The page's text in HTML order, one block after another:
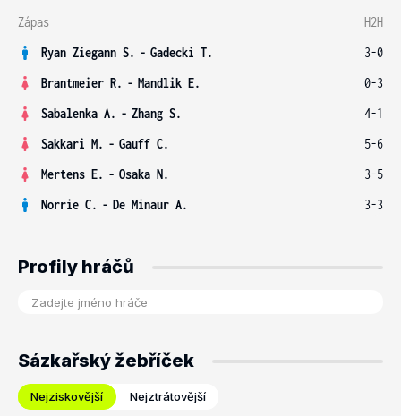
Zápas
H2H
Ryan Ziegann S. - Gadecki T.
3-0
Brantmeier R. - Mandlik E.
0-3
Sabalenka A. - Zhang S.
4-1
Sakkari M. - Gauff C.
5-6
Mertens E. - Osaka N.
3-5
Norrie C. - De Minaur A. 3-3
Profily hráčů
Sázkařský žebříček
Nejziskovější Nejztrátovější